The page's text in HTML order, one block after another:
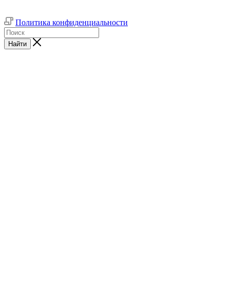
Политика конфиденциальности
Найти